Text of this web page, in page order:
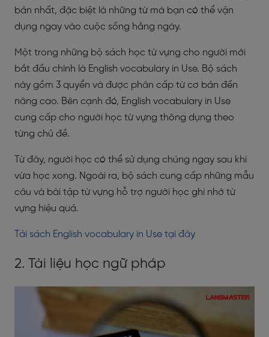
bản nhất, đặc biệt là những từ mà bạn có thể vận
dụng ngay vào cuộc sống hằng ngày.
Một trong những bộ sách học từ vựng cho người mới
bắt đầu chính là English vocabulary in Use. Bộ sách
này gồm 3 quyển và được phân cấp từ cơ bản đến
nâng cao. Bên cạnh đó, English vocabulary in Use
cung cấp cho người học từ vựng thông dụng theo
từng chủ đề.
Từ đây, người học có thể sử dụng chúng ngay sau khi
vừa học xong. Ngoài ra, bộ sách cung cấp những mẫu
câu và bài tập từ vựng hỗ trợ người học ghi nhớ từ
vựng hiệu quả.
Tải sách English vocabulary in Use tại đây
2. Tài liệu học ngữ pháp